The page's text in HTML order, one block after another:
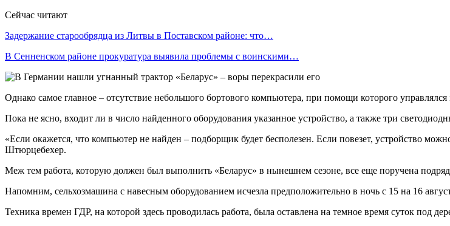
Сейчас читают
Задержание старообрядца из Литвы в Поставском районе: что…
В Сенненском районе прокуратура выявила проблемы с воинскими…
Однако самое главное – отсутствие небольшого бортового компьютера, при помощи которого
Пока не ясно, входит ли в число найденного оборудования указанное устройство, а также три
«Если окажется, что компьютер не найден – подборщик будет бесполезен. Если повезет, устройство
Штюрцебехер.
Меж тем работа, которую должен был выполнить «Беларус» в нынешнем сезоне, все еще поручена
Напомним, сельхозмашина с навесным оборудованием исчезла предположительно в ночь с 15 на 16
Техника времен ГДР, на которой здесь проводилась работа, была оставлена на темное время суток под